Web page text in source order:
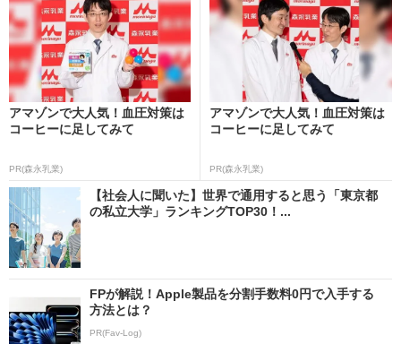
アマゾンで大人気！血圧対策は
コーヒーに足してみて
PR(森永乳業)
アマゾンで大人気！血圧対策は
コーヒーに足してみて
PR(森永乳業)
【社会人に聞いた】世界で通用すると思う「東京都
の私立大学」ランキングTOP30！...
FPが解説！Apple製品を分割手数料0円で入手する
方法とは？
PR(Fav-Log)